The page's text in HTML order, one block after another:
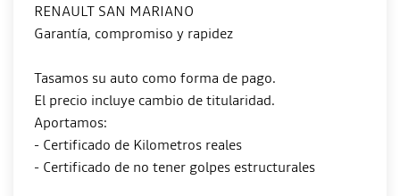
RENAULT SAN MARIANO
Garantía, compromiso y rapidez
Tasamos su auto como forma de pago.
El precio incluye cambio de titularidad.
Aportamos:
- Certificado de Kilometros reales
- Certificado de no tener golpes estructurales